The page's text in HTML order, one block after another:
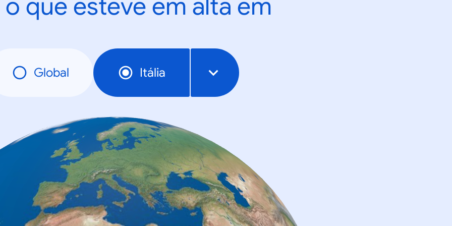
o que esteve em alta em
Global Itália